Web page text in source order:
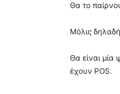
Θα το
Μόλις
Θα είναι
έχουν POS.